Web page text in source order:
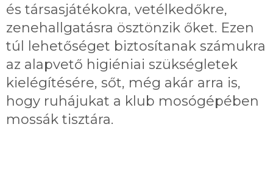
és társasjátékokra, vetélkedőkre,
zenehallgatásra ösztönzik őket. Ezen
túl lehetőséget biztosítanak számukra
az alapvető higiéniai szükségletek
kielégítésére, sőt, még akár arra is,
hogy ruhájukat a klub mosógépében
mossák tisztára.